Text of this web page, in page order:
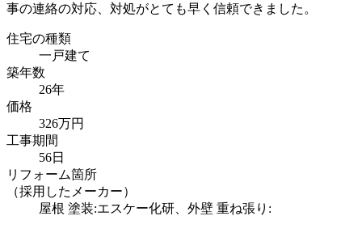
事の連絡の対応、対処がとても早く信頼できました。
住宅の種類
一戸建て
築年数
26年
価格
326万円
工事期間
56日
リフォーム箇所
（採用したメーカー）
屋根 塗装:エスケー化研、外壁 重ね張り: